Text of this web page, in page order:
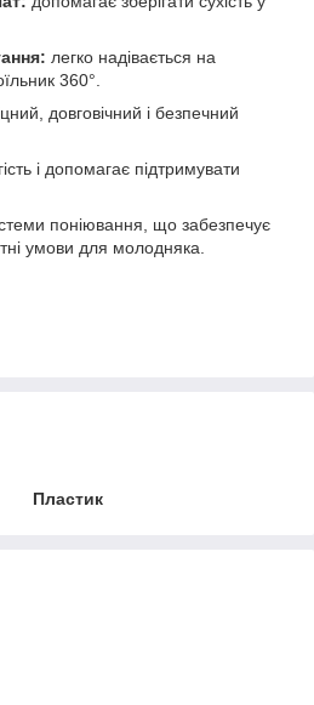
легко надівається на
360°.
довговічний і безпечний
і допомагає підтримувати
поніювання, що забезпечує
умови для молодняка.
Пластик